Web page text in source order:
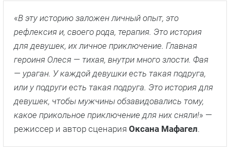
«В эту историю заложен личный опыт, это
рефлексия и, своего рода, терапия. Это история
для девушек, их личное приключение. Главная
героиня Олеся — тихая, внутри много злости. Фая
— ураган. У каждой девушки есть такая подруга,
или у подруги есть такая подруга. Это история для
девушек, чтобы мужчины обзавидовались тому,
какое прикольное приключение для них сняли!» —
режиссер и автор сценария Оксана Мафагел.